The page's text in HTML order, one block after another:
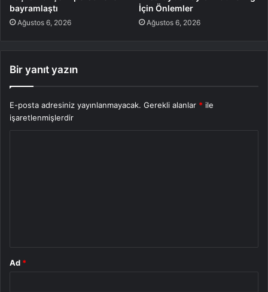
bayramlaştı
Ağustos 6, 2026
İçin Önlemler
Ağustos 6, 2026
Bir yanıt yazın
E-posta adresiniz yayınlanmayacak. Gerekli alanlar * ile
işaretlenmişlerdir
Ad *